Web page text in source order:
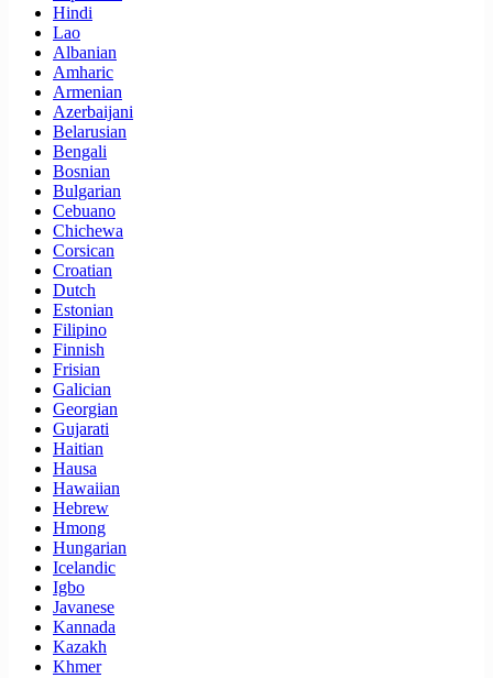
Hindi
Lao
Albanian
Amharic
Armenian
Azerbaijani
Belarusian
Bengali
Bosnian
Bulgarian
Cebuano
Chichewa
Corsican
Croatian
Dutch
Estonian
Filipino
Finnish
Frisian
Galician
Georgian
Gujarati
Haitian
Hausa
Hawaiian
Hebrew
Hmong
Hungarian
Icelandic
Igbo
Javanese
Kannada
Kazakh
Khmer